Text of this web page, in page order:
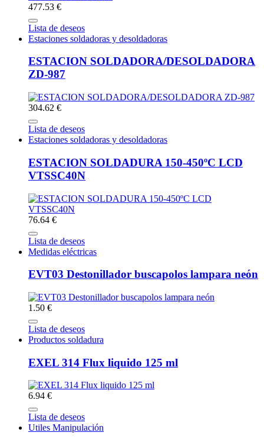
477.53 €
Lista de deseos
Estaciones soldadoras y desoldadoras
ESTACION SOLDADORA/DESOLDADORA
ZD-987
304.62 €
Lista de deseos
Estaciones soldadoras y desoldadoras
ESTACION SOLDADURA 150-450ºC LCD
VTSSC40N
76.64 €
Lista de deseos
Medidas eléctricas
EVT03 Destonillador buscapolos lampara neón
1.50 €
Lista de deseos
Productos soldadura
EXEL 314 Flux liquido 125 ml
6.94 €
Lista de deseos
Utiles Manipulación